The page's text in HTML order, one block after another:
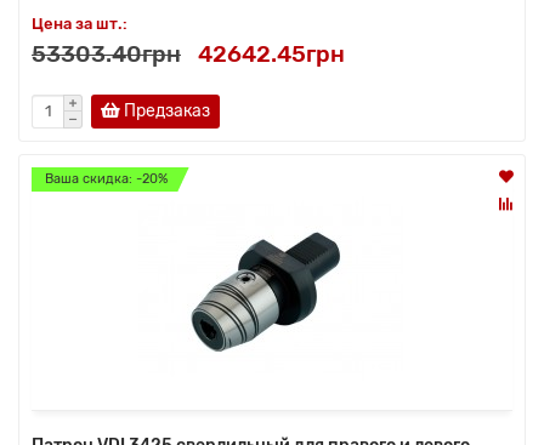
Цена за шт.:
53303.40грн 42642.45грн
Предзаказ
Ваша скидка: -20%